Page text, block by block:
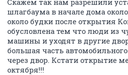
шлагбаума в начале дома
около будки после открытия
обусловлена тем что люди из
машины и уходят в другие
большая часть
через двор. Кстати открытие
октября!!!